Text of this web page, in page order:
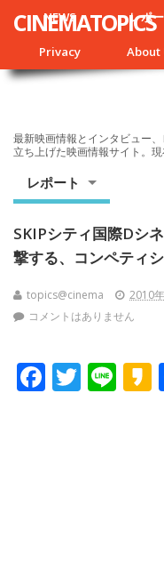
NEWS レポ
Privacy About
CINEMATOPICS
最新映画情報とインタビュー
立ち上げた映画情報サイト。
レポート
SKIPシティ国際Dシ
撃する、コンペティ
topics@cinema 2010
コメントはありません
F T Li